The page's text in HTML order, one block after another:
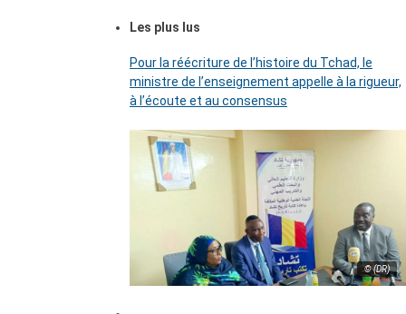
Les plus lus
Pour la réécriture de l’histoire du Tchad, le
ministre de l’enseignement appelle à la rigueur,
à l’écoute et au consensus
© (DR)